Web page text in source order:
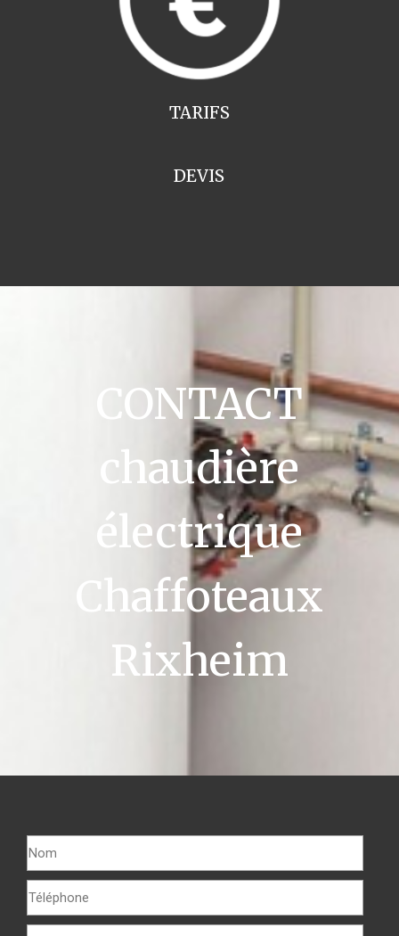
TARIFS
DEVIS
CONTACT
chaudière
électrique
Chaffoteaux
Rixheim